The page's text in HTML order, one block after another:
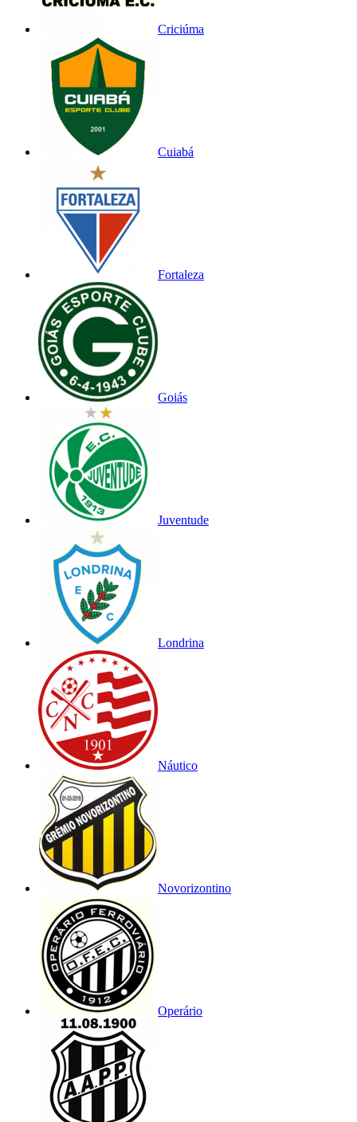
Criciúma
Cuiabá
Fortaleza
Goiás
Juventude
Londrina
Náutico
Novorizontino
Operário